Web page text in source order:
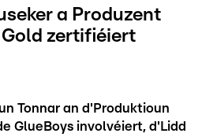
a Produzent
zertifiéiert
Tonnar an d'Produktioun
GlueBoys involvéiert, d'Lidd